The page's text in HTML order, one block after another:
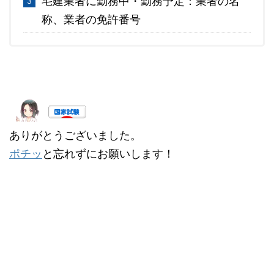
称、業者の免許番号
ありがとうございました。
ポチッ と忘れずにお願いします！